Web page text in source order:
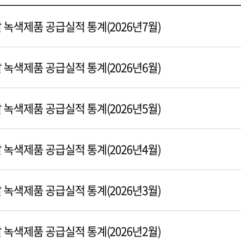
녹색제품 공급실적 통계(2026년7월)
녹색제품 공급실적 통계(2026년6월)
녹색제품 공급실적 통계(2026년5월)
녹색제품 공급실적 통계(2026년4월)
녹색제품 공급실적 통계(2026년3월)
녹색제품 공급실적 통계(2026년2월)